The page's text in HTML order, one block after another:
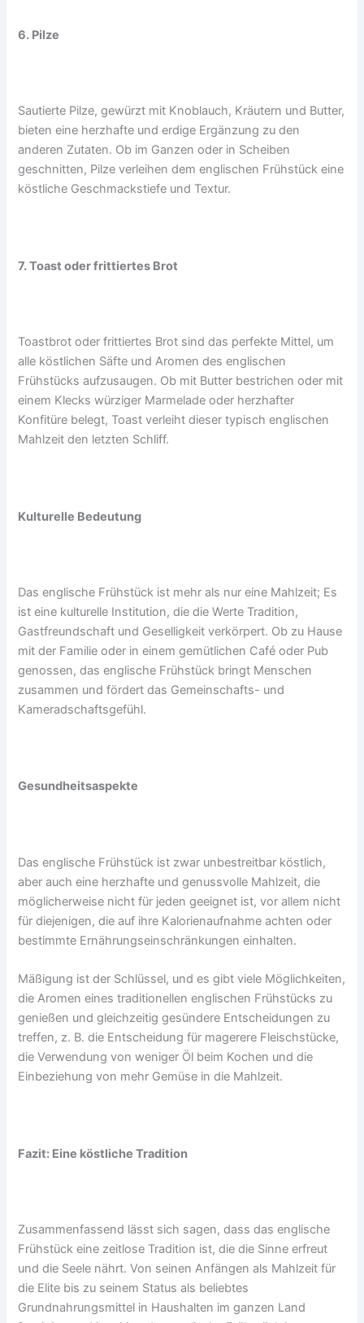
6. Pilze
Sautierte Pilze, gewürzt mit Knoblauch, Kräutern und Butter,
bieten eine herzhafte und erdige Ergänzung zu den
anderen Zutaten. Ob im Ganzen oder in Scheiben
geschnitten, Pilze verleihen dem englischen Frühstück eine
köstliche Geschmackstiefe und Textur.
7. Toast oder frittiertes Brot
Toastbrot oder frittiertes Brot sind das perfekte Mittel, um
alle köstlichen Säfte und Aromen des englischen
Frühstücks aufzusaugen. Ob mit Butter bestrichen oder mit
einem Klecks würziger Marmelade oder herzhafter
Konfitüre belegt, Toast verleiht dieser typisch englischen
Mahlzeit den letzten Schliff.
Kulturelle Bedeutung
Das englische Frühstück ist mehr als nur eine Mahlzeit; Es
ist eine kulturelle Institution, die die Werte Tradition,
Gastfreundschaft und Geselligkeit verkörpert. Ob zu Hause
mit der Familie oder in einem gemütlichen Café oder Pub
genossen, das englische Frühstück bringt Menschen
zusammen und fördert das Gemeinschafts- und
Kameradschaftsgefühl.
Gesundheitsaspekte
Das englische Frühstück ist zwar unbestreitbar köstlich,
aber auch eine herzhafte und genussvolle Mahlzeit, die
möglicherweise nicht für jeden geeignet ist, vor allem nicht
für diejenigen, die auf ihre Kalorienaufnahme achten oder
bestimmte Ernährungseinschränkungen einhalten.
Mäßigung ist der Schlüssel, und es gibt viele Möglichkeiten,
die Aromen eines traditionellen englischen Frühstücks zu
genießen und gleichzeitig gesündere Entscheidungen zu
treffen, z. B. die Entscheidung für magerere Fleischstücke,
die Verwendung von weniger Öl beim Kochen und die
Einbeziehung von mehr Gemüse in die Mahlzeit.
Fazit: Eine köstliche Tradition
Zusammenfassend lässt sich sagen, dass das englische
Frühstück eine zeitlose Tradition ist, die die Sinne erfreut
und die Seele nährt. Von seinen Anfängen als Mahlzeit für
die Elite bis zu seinem Status als beliebtes
Grundnahrungsmittel in Haushalten im ganzen Land